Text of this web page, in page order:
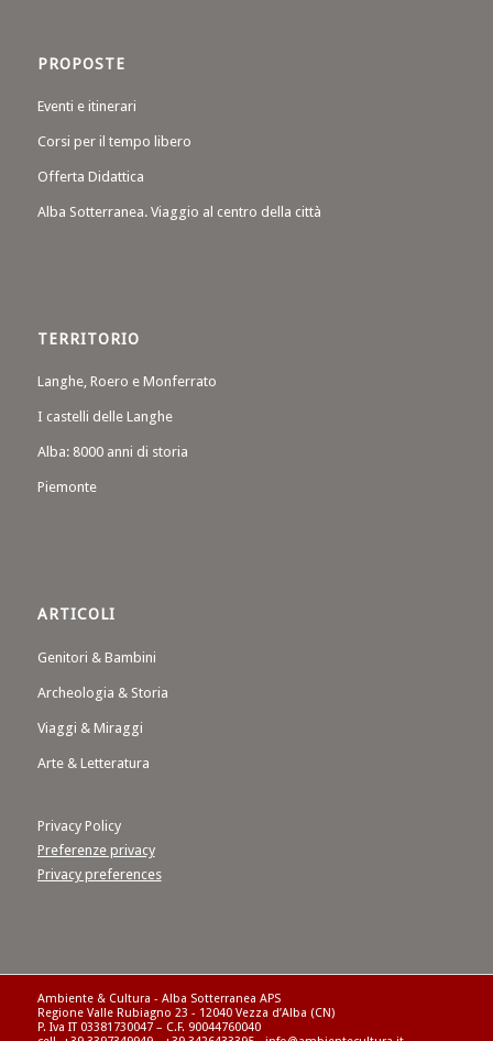
PROPOSTE
Eventi e itinerari
Corsi per il tempo libero
Offerta Didattica
Alba Sotterranea. Viaggio al centro della città
TERRITORIO
Langhe, Roero e Monferrato
I castelli delle Langhe
Alba: 8000 anni di storia
Piemonte
ARTICOLI
Genitori & Bambini
Archeologia & Storia
Viaggi & Miraggi
Arte & Letteratura
Privacy Policy
Preferenze privacy
Privacy preferences
Ambiente & Cultura - Alba Sotterranea APS
Regione Valle Rubiagno 23 - 12040 Vezza d’Alba (CN)
P. Iva IT 03381730047 – C.F. 90044760040